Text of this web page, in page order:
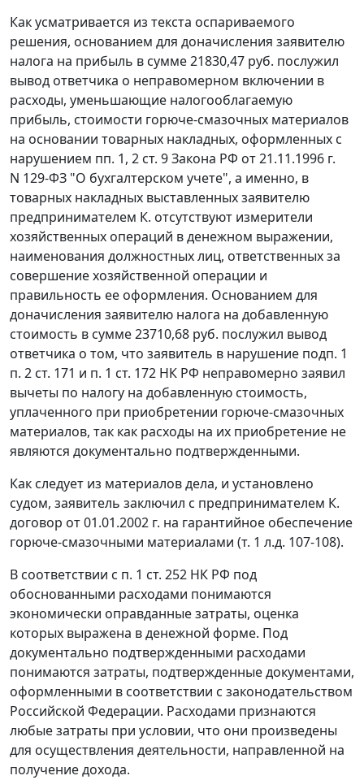
Как усматривается из текста оспариваемого
решения, основанием для доначисления заявителю
налога на прибыль в сумме 21830,47 руб. послужил
вывод ответчика о неправомерном включении в
расходы, уменьшающие налогооблагаемую
прибыль, стоимости горюче-смазочных материалов
на основании товарных накладных, оформленных с
нарушением пп. 1, 2 ст. 9Закона РФ от 21.11.1996 г.
N 129-ФЗ "О бухгалтерском учете", а именно, в
товарных накладных выставленных заявителю
предпринимателем К. отсутствуют измерители
хозяйственных операций в денежном выражении,
наименования должностных лиц, ответственных за
совершение хозяйственной операции и
правильность ее оформления. Основанием для
доначисления заявителю налога на добавленную
стоимость в сумме 23710,68 руб. послужил вывод
ответчика о том, что заявитель в нарушение подп. 1
п. 2 ст. 171 и п. 1 ст. 172 НК РФ неправомерно заявил
вычеты по налогу на добавленную стоимость,
уплаченного при приобретении горюче-смазочных
материалов, так как расходы на их приобретение не
являются документально подтвержденными.
Как следует из материалов дела, и установлено
судом, заявитель заключил с предпринимателем К.
договор от 01.01.2002 г. на гарантийное обеспечение
горюче-смазочными материалами (т. 1 л.д. 107-108).
В соответствии с п. 1 ст. 252 НК РФ под
обоснованными расходами понимаются
экономически оправданные затраты, оценка
которых выражена в денежной форме. Под
документально подтвержденными расходами
понимаются затраты, подтвержденные документами,
оформленными в соответствии с законодательством
Российской Федерации. Расходами признаются
любые затраты при условии, что они произведены
для осуществления деятельности, направленной на
получение дохода.